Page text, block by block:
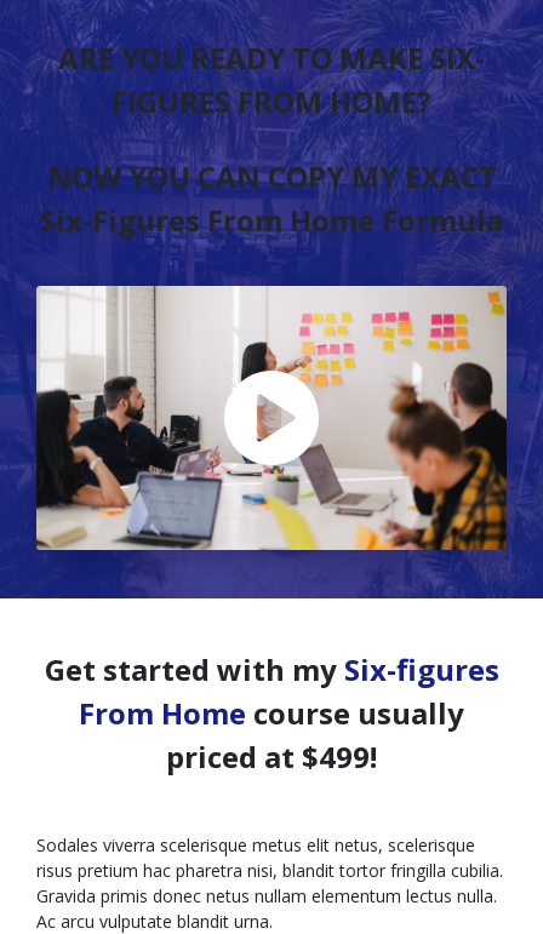
ARE YOU READY TO MAKE SIX-
FIGURES FROM HOME?
NOW YOU CAN COPY MY EXACT
Six-Figures From Home Formula
Get started with my Six-figures
From Home course usually
priced at $499!
Sodales viverra scelerisque metus elit netus, scelerisque
risus pretium hac pharetra nisi, blandit tortor fringilla cubilia.
Gravida primis donec netus nullam elementum lectus nulla.
Ac arcu vulputate blandit urna.